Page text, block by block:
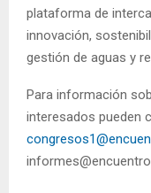
plataforma de
innovación,
gestión de aguas y
Para información
interesados pueden